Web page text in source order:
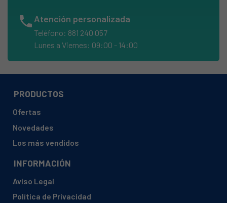
AIRLUX, LV380A/90
AIRLUX, LV380C/01
AIRLUX, LV380C/79
AIRLUX, LV380C/86
AIRLUX, LV380H/75
AIRLUX, LV380H/90
phone Atención personalizada
Teléfono: 881 240 057
Lunes a Viernes: 09:00 - 14:00
PRODUCTOS
Ofertas
Novedades
Los más vendidos
INFORMACIÓN
Aviso Legal
Política de Privacidad